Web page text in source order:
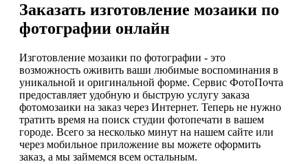
Заказать изготовление мозаики по
фотографии онлайн
Изготовление мозаики по фотографии - это
возможность оживить ваши любимые воспоминания в
уникальной и оригинальной форме. Сервис ФотоПочта
предоставляет удобную и быструю услугу заказа
фотомозаики на заказ через Интернет. Теперь не нужно
тратить время на поиск студии фотопечати в вашем
городе. Всего за несколько минут на нашем сайте или
через мобильное приложение вы можете оформить
заказ, а мы займемся всем остальным.